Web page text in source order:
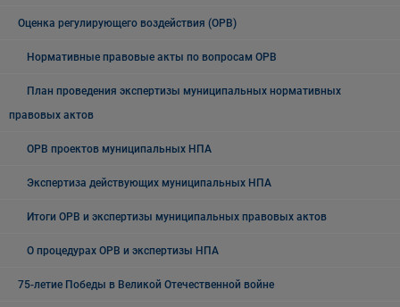
Оценка регулирующего воздействия (ОРВ)
Нормативные правовые акты по вопросам ОРВ
План проведения экспертизы муниципальных нормативных
правовых актов
ОРВ проектов муниципальных НПА
Экспертиза действующих муниципальных НПА
Итоги ОРВ и экспертизы муниципальных правовых актов
О процедурах ОРВ и экспертизы НПА
75-летие Победы в Великой Отечественной войне